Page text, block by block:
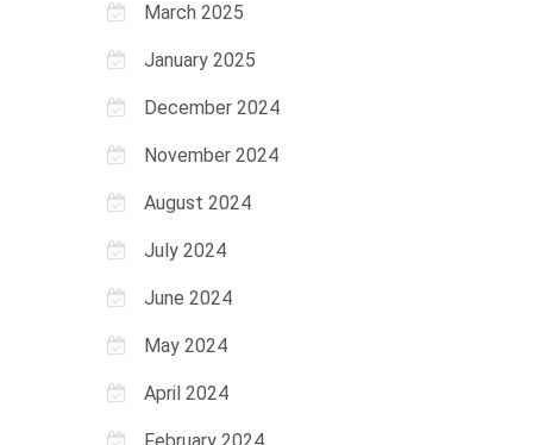
March 2025
January 2025
December 2024
November 2024
August 2024
July 2024
June 2024
May 2024
April 2024